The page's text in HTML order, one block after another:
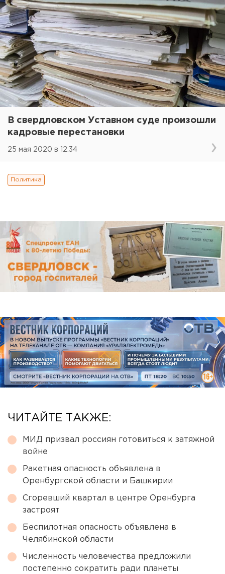
В свердловском Уставном суде произошли
кадровые перестановки
25 мая 2020 в 12:34
Политика
ЧИТАЙТЕ ТАКЖЕ:
МИД призвал россиян готовиться к затяжной
войне
Ракетная опасность объявлена в
Оренбургской области и Башкирии
Сгоревший квартал в центре Оренбурга
застроят
Беспилотная опасность объявлена в
Челябинской области
Численность человечества предложили
постепенно сократить ради планеты